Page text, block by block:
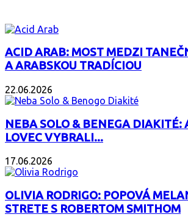
ACID ARAB: MOST MEDZI
A ARABSKOU TRADÍCIOU
22.06.2026
NEBA SOLO & BENEGA DIAKITÉ:
LOVEC VYBRALI...
17.06.2026
OLIVIA RODRIGO: POPOVÁ
STRETE S ROBERTOM SMITHOM